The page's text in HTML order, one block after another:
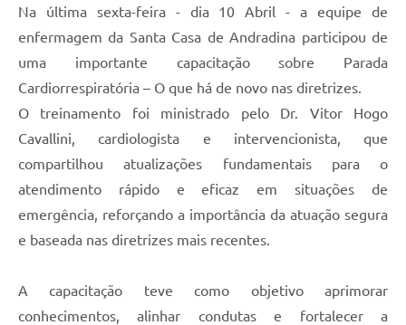
Na última sexta-feira - dia 10 Abril - a equipe de
enfermagem da Santa Casa de Andradina participou de
uma importante capacitação sobre Parada
Cardiorrespiratória – O que há de novo nas diretrizes.
O treinamento foi ministrado pelo Dr. Vitor Hogo
Cavallini, cardiologista e intervencionista, que
compartilhou atualizações fundamentais para o
atendimento rápido e eficaz em situações de
emergência, reforçando a importância da atuação segura
e baseada nas diretrizes mais recentes.
A capacitação teve como objetivo aprimorar
conhecimentos, alinhar condutas e fortalecer a